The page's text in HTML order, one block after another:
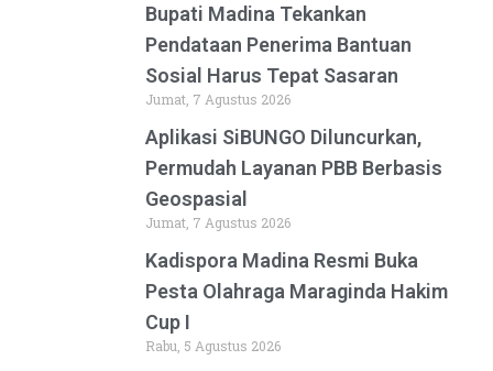
Bupati Madina Tekankan
Pendataan Penerima Bantuan
Sosial Harus Tepat Sasaran
Jumat, 7 Agustus 2026
Aplikasi SiBUNGO Diluncurkan,
Permudah Layanan PBB Berbasis
Geospasial
Jumat, 7 Agustus 2026
Kadispora Madina Resmi Buka
Pesta Olahraga Maraginda Hakim
Cup I
Rabu, 5 Agustus 2026